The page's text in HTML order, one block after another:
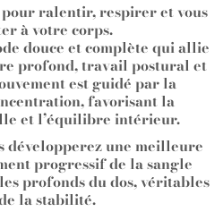
ralentir, respirer et vous
à votre corps.
douce et complète qui allie
profond, travail postural et
est guidé par la
favorisant la
et l’équilibre intérieur.
développerez une meilleure
progressif de la sangle
profonds du dos, véritables
la stabilité.